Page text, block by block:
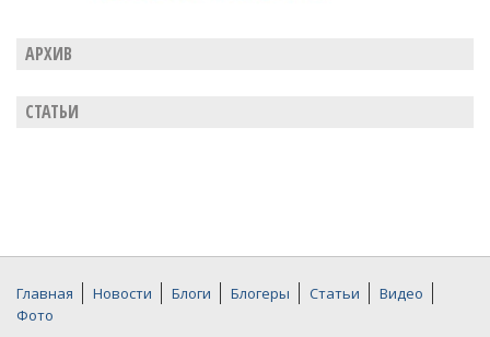
АРХИВ
СТАТЬИ
Главная Новости Блоги Блогеры Статьи
Видео
Фото